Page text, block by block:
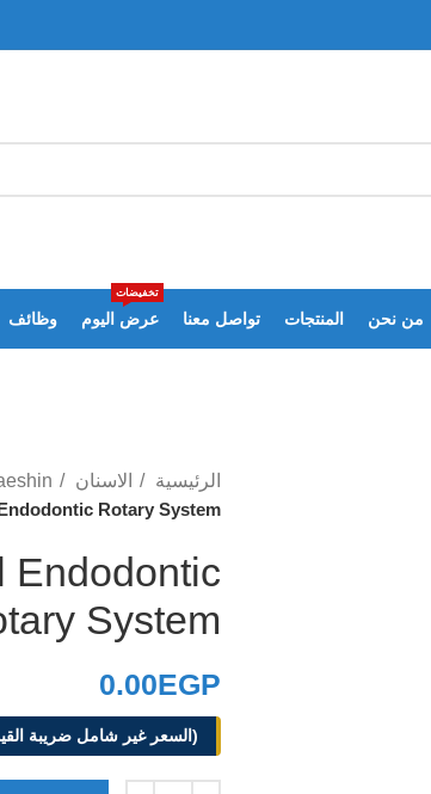
من نحن المنتجات تواصل معنا عرض اليوم
تخفيضات
وظائف
الرئيسية الاسنان
Rotary System
Endodontic
System
0.00EGP
(السعر غير شامل ضريبة